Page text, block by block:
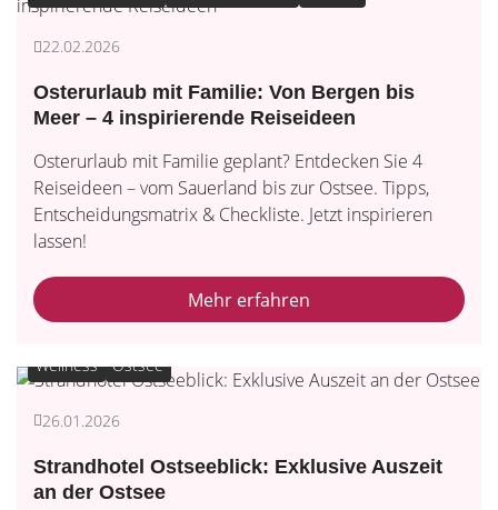
22.02.2026
Osterurlaub mit Familie: Von Bergen bis
Meer – 4 inspirierende Reiseideen
Osterurlaub mit Familie geplant? Entdecken Sie 4
Reiseideen – vom Sauerland bis zur Ostsee. Tipps,
Entscheidungsmatrix & Checkliste. Jetzt inspirieren
lassen!
Mehr erfahren
Wellness Ostsee
26.01.2026
Strandhotel Ostseeblick: Exklusive Auszeit
an der Ostsee